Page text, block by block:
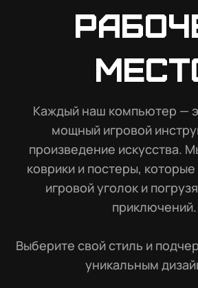
Каждый наш компьютер —
мощный игровой
произведение искусства.
коврики и постеры,
игровой уголок и
приключений.
Выберите свой стиль и
уникальным